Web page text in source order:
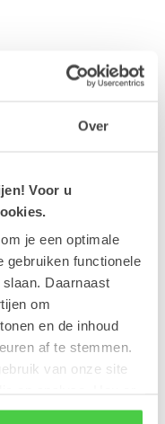
Over
Voor u
je een optimale
gebruiken functionele
Daarnaast
om
en de inhoud
af te stemmen.
van onze site
blokkeert, het
een team vol